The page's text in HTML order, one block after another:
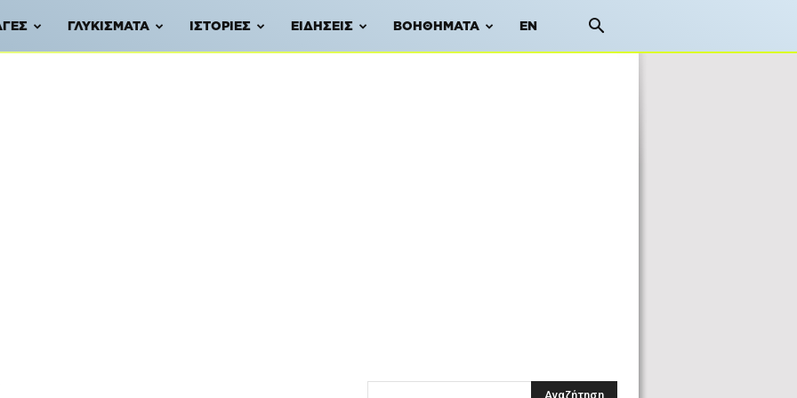
ΓΛΥΚΊΣΜΑΤΑ ΙΣΤΟΡΊΕΣ ΕΙΔΉΣΕΙΣ ΒΟΗΘΉΜΑΤΑ EN